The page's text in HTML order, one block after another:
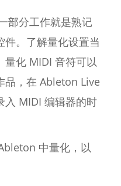
部分工作就是熟记
件。了解量化设置当
量化 MIDI 音符可以
品，在 Ableton Live
入 MIDI 编辑器的时
中量化，以